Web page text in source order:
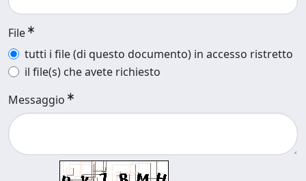
File
tutti i file (di questo documento) in accesso ristretto
il file(s) che avete richiesto
Messaggio